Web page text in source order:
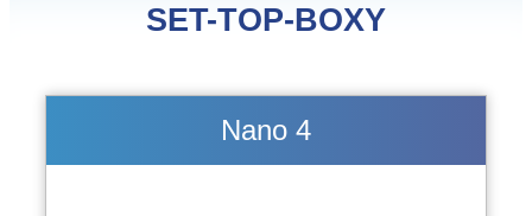
SET-TOP-BOXY
Nano 4